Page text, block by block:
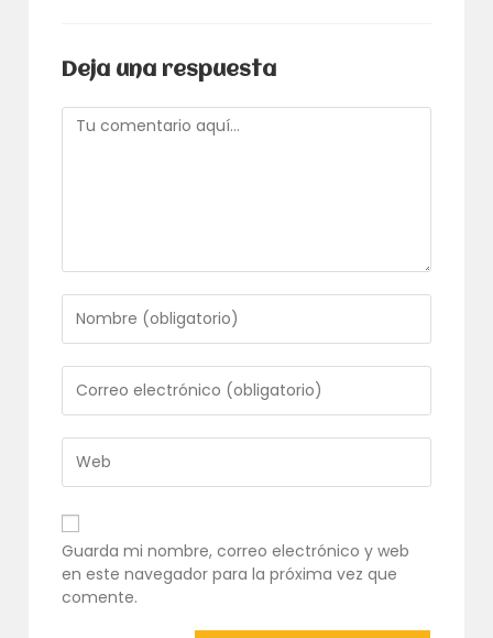
Deja una respuesta
Comentario
tu
nombre
o
nombre
de
usuario
para
comentar
tu
dirección
de
correo
electrónico
para
comentar
URL
de
tu
web
(opcional)
Guarda mi nombre, correo electrónico y web
en este navegador para la próxima vez que
comente.